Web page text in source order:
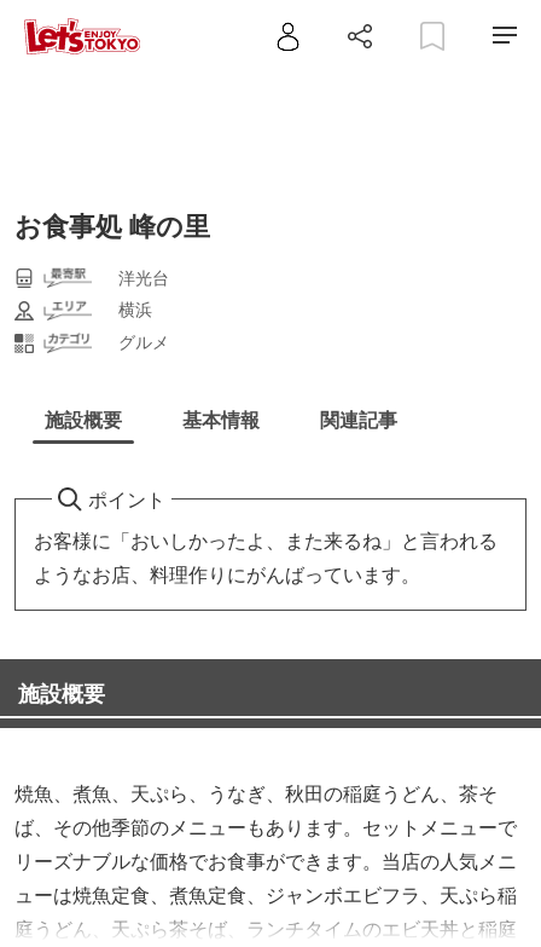
お食事処 峰の里
洋光台
横浜
グルメ
施設概要 基本情報 関連記事
ポイント
お客様に「おいしかったよ、また来るね」と言われる
ようなお店、料理作りにがんばっています。
施設概要
焼魚、煮魚、天ぷら、うなぎ、秋田の稲庭うどん、茶そ
ば、その他季節のメニューもあります。セットメニューで
リーズナブルな価格でお食事ができます。当店の人気メニ
ューは焼魚定食、煮魚定食、ジャンボエビフラ、天ぷら稲
庭うどん、天ぷら茶そば、ランチタイムのエビ天丼と稲庭